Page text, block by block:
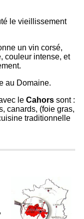
le vieillissement
un vin corsé,
couleur intense, et
au Domaine.
le Cahors sont :
canards, (foie gras,
traditionnelle